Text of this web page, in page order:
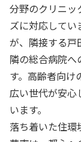
分野のクリニッ
ズに対応してい
が、隣接する戸
隣の総合病院へ
す。高齢者向け
広い世代が安心
います。
落ち着いた住環